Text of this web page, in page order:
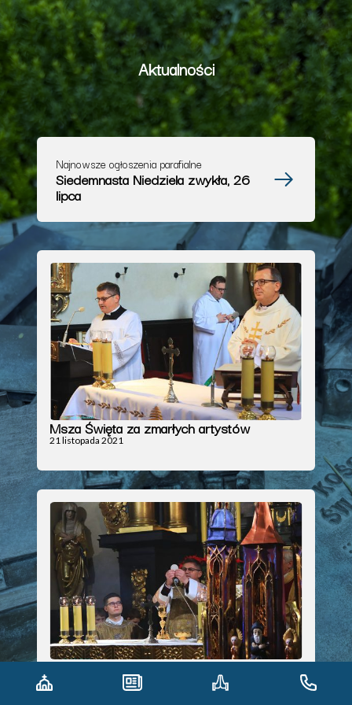
Aktualności
Najnowsze ogłoszenia parafialne
Siedemnasta Niedziela zwykła, 26
lipca
Msza Święta za zmarłych artystów
21 listopada 2021
Pasterka